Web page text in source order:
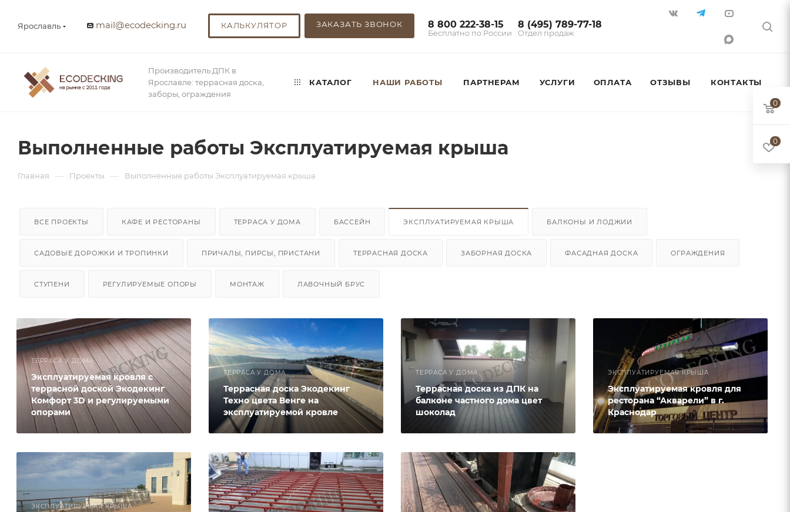
Ярославль mail@ecodecking.ru КАЛЬКУЛЯТОР ЗАКАЗАТЬ ЗВОНОК 8 800 222-38-15
Бесплатно по России
8 (495) 789-77-18
Отдел продаж
Производитель ДПК в
Ярославле: террасная доска,
заборы, ограждения
КАТАЛОГ НАШИ РАБОТЫ ПАРТНЕРАМ УСЛУГИ ОПЛАТА ОТЗЫВЫ КОНТАКТЫ
Выполненные работы Эксплуатируемая крыша
Главная — Проекты — Выполненные работы Эксплуатируемая крыша
ВСЕ ПРОЕКТЫ КАФЕ И РЕСТОРАНЫ ТЕРРАСА У ДОМА БАССЕЙН ЭКСПЛУАТИРУЕМАЯ КРЫША БАЛКОНЫ И ЛОДЖИИ
САДОВЫЕ ДОРОЖКИ И ТРОПИНКИ ПРИЧАЛЫ, ПИРСЫ, ПРИСТАНИ ТЕРРАСНАЯ ДОСКА ЗАБОРНАЯ ДОСКА ФАСАДНАЯ ДОСКА ОГРАЖДЕНИЯ
СТУПЕНИ РЕГУЛИРУЕМЫЕ ОПОРЫ МОНТАЖ ЛАВОЧНЫЙ БРУС
ТЕРРАСА У ДОМА
Эксплуатируемая кровля с
террасной доской Экодекинг
Комфорт 3D и регулируемыми
опорами
ТЕРРАСА У ДОМА
Террасная доска Экодекинг
Техно цвета Венге на
эксплуатируемой кровле
ТЕРРАСА У ДОМА
Террасная доска из ДПК на
балконе частного дома цвет
шоколад
ЭКСПЛУАТИРУЕМАЯ КРЫША
Эксплуатируемая кровля для
ресторана “Акварели” в г.
Краснодар
ЭКСПЛУАТИРУЕМАЯ КРЫША
0
0